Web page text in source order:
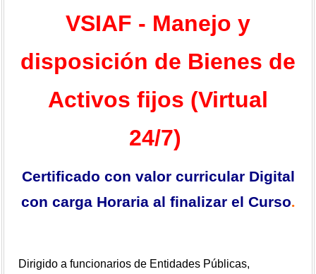
VSIAF - Manejo y
disposición de Bienes de
Activos fijos (Virtual
24/7)
Certificado con valor curricular Digital
con carga Horaria al finalizar el Curso.
Dirigido a funcionarios de Entidades Públicas,